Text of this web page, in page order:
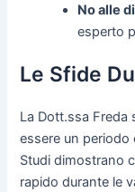
No alle
esperto
Le Sfide
La Dott.ssa
essere un periodo
Studi dimostrano
rapido durante le